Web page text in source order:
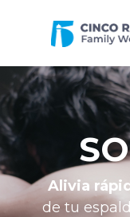
Alivia
de tu